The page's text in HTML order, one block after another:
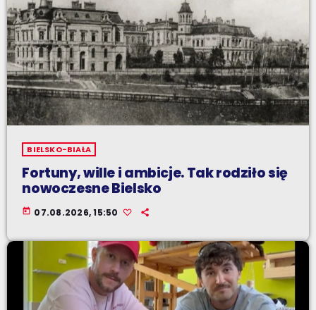
BIELSKO-BIAŁA
Fortuny, wille i ambicje. Tak rodziło się
nowoczesne Bielsko
today 07.08.2026, 15:50